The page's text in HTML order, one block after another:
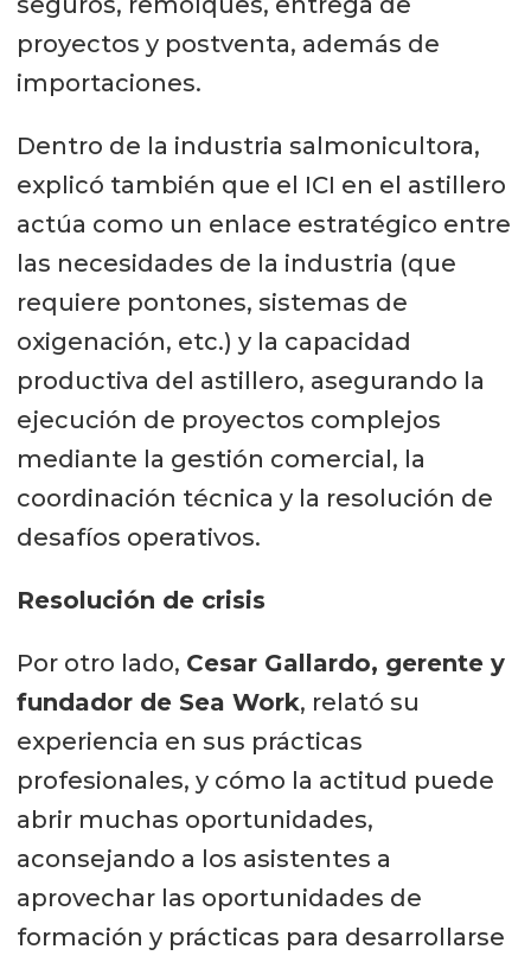
proyectos y postventa, además de
importaciones.
Dentro de la industria salmonicultora,
explicó también que el ICI en el astillero
actúa como un enlace estratégico entre
las necesidades de la industria (que
requiere pontones, sistemas de
oxigenación, etc.) y la capacidad
productiva del astillero, asegurando la
ejecución de proyectos complejos
mediante la gestión comercial, la
coordinación técnica y la resolución de
desafíos operativos.
Resolución de crisis
Por otro lado, Cesar Gallardo, gerente y
fundador de Sea Work, relató su
experiencia en sus prácticas
profesionales, y cómo la actitud puede
abrir muchas oportunidades,
aconsejando a los asistentes a
aprovechar las oportunidades de
formación y prácticas para desarrollarse